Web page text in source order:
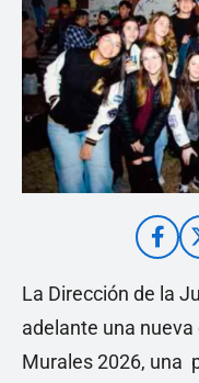
La Dirección de la
adelante una
Murales 2026, una